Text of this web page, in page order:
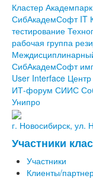
Кластер Академпарк
СибАкадемСофт IT
тестирование
рабочая группа
СибАкадемСофт
User Interface
ИТ-форум СИИС
Унипро
г. Новосибирск,
Участники
Участники
Клиенты/